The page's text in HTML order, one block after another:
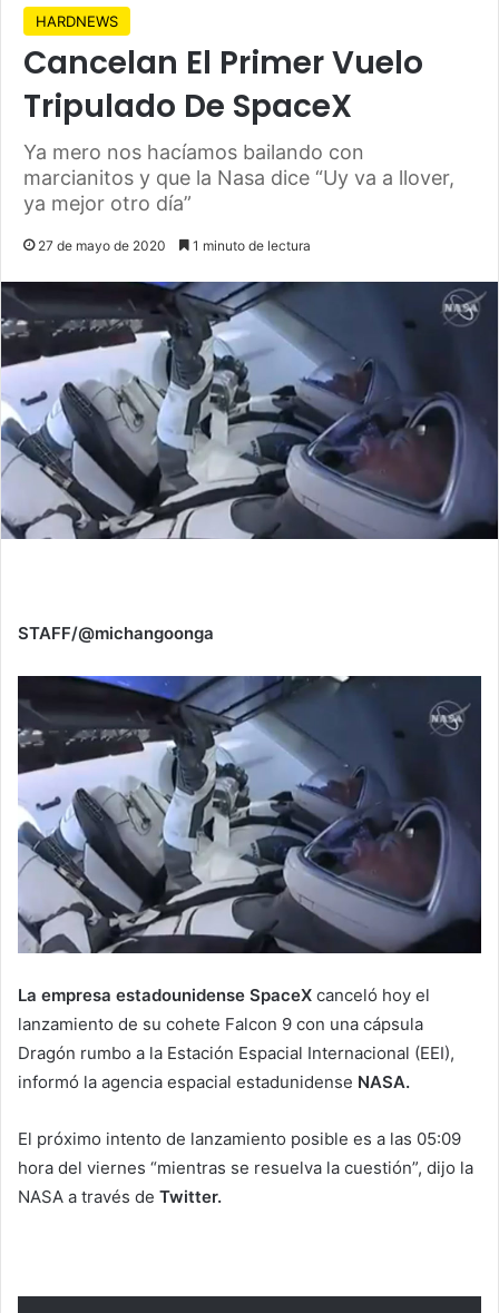
HARDNEWS
Cancelan El Primer Vuelo
Tripulado De SpaceX
Ya mero nos hacíamos bailando con
marcianitos y que la Nasa dice “Uy va a llover,
ya mejor otro día”
27 de mayo de 2020 1 minuto de lectura
STAFF/@michangoonga
La empresa estadounidense SpaceX canceló hoy el
lanzamiento de su cohete Falcon 9 con una cápsula
Dragón rumbo a la Estación Espacial Internacional (EEI),
informó la agencia espacial estadunidense NASA.
El próximo intento de lanzamiento posible es a las 05:09
hora del viernes “mientras se resuelva la cuestión”, dijo la
NASA a través de Twitter.